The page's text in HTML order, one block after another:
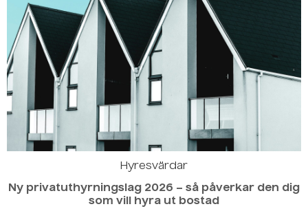
Hyresvärdar
Ny privatuthyrningslag 2026 – så påverkar den dig
som vill hyra ut bostad